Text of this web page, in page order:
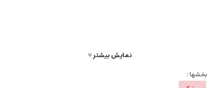
با دستگاه ساده‌تر شود. بدنه‌ی این سرخ‌کن در تمام طول فعالیت خنک باقی
خانگی برقی پیشرفته و کاربردی است که در سراسر جهان شناخته شده است.
نمایش بیشتر
بخشها :